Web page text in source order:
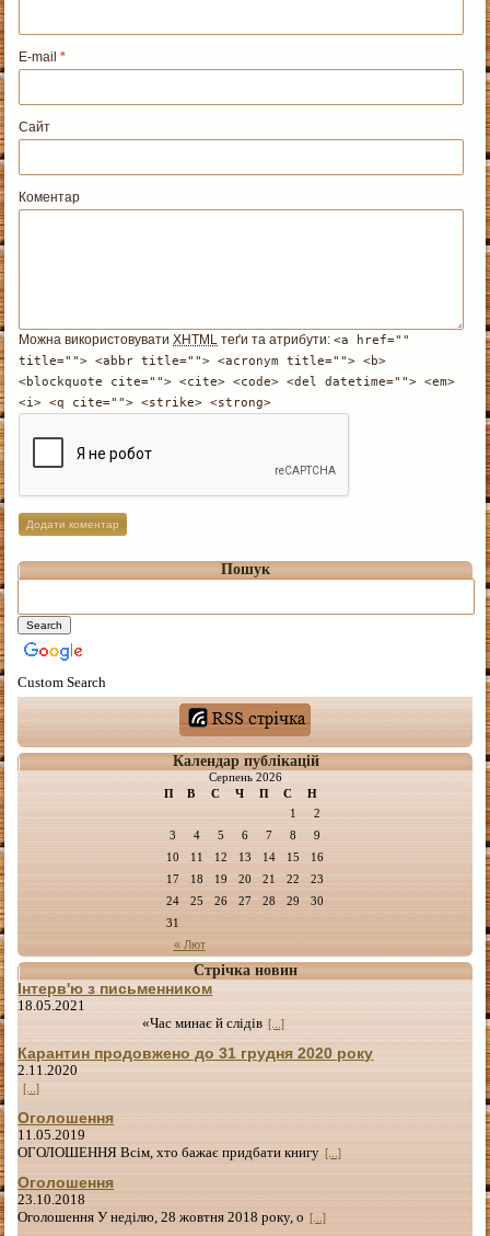
E-mail*
Сайт
Коментар
Можна використовуватиXHTML теґи та атрибути:<a href=""
title=""> <abbr title=""> <acronym title=""> <b>
<blockquote cite=""> <cite> <code> <del datetime=""> <em>
<i> <q cite=""> <strike> <strong>
Пошук
Custom Search
Календар публікацій
Серпень 2026
П
В С Ч П С Н
« Лют
1
2
3
4 5 6 7 8
9
10
11 12 13 14 15
16
17
18 19 20 21 22
23
24
25 26 27 28 29
30
31
Стрічка новин
Інтерв'ю з письменником
18.05.2021
«Час минає й слідів [...]
Карантин продовжено до 31 грудня 2020 року
2.11.2020
[...]
Оголошення
11.05.2019
ОГОЛОШЕННЯ Всім, хто бажає придбати книгу [...]
Оголошення
23.10.2018
Оголошення У неділю, 28 жовтня 2018 року, о [...]